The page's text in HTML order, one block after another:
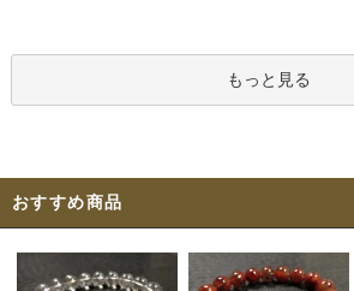
もっと見る
おすすめ商品